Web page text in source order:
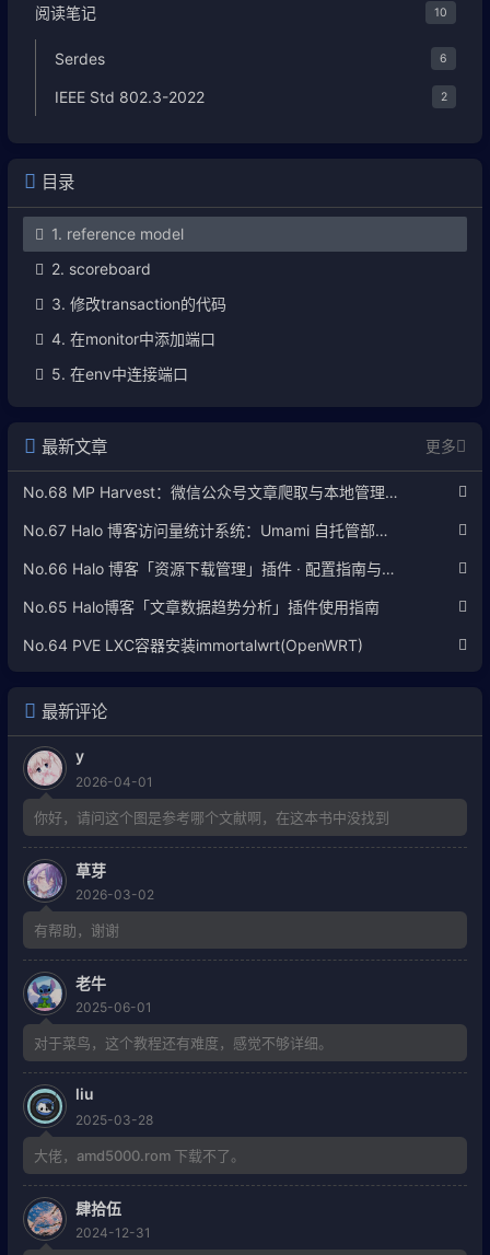
阅读笔记 10
Serdes 6
IEEE Std 802.3-2022 2
目录
1. reference model
2. scoreboard
3. 修改transaction的代码
4. 在monitor中添加端口
5. 在env中连接端口
最新文章 更多
No.68 MP Harvest：微信公众号文章爬取与本地管理工具使用指南
No.67 Halo 博客访问量统计系统：Umami 自托管部署完整教程
No.66 Halo 博客「资源下载管理」插件 · 配置指南与使用说明
No.65 Halo博客「文章数据趋势分析」插件使用指南
No.64 PVE LXC容器安装immortalwrt(OpenWRT)
最新评论
y
2026-04-01
你好，请问这个图是参考哪个文献啊，在这本书中没找到
草芽
2026-03-02
有帮助，谢谢
老牛
2025-06-01
对于菜鸟，这个教程还有难度，感觉不够详细。
liu
2025-03-28
大佬，amd5000.rom 下载不了。
肆拾伍
2024-12-31